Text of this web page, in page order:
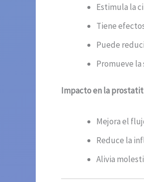
Estimula la
Tiene
Puede
Promueve
Impacto en la
Mejora el
Reduce la
Alivia